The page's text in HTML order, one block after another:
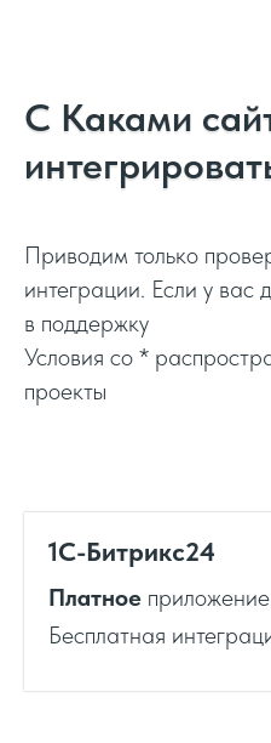
С Каками
Приводим только
интеграции. Если у вас
в поддержку
Условия со *
проекты
1C-Битрикс24
Платное
Бесплатная